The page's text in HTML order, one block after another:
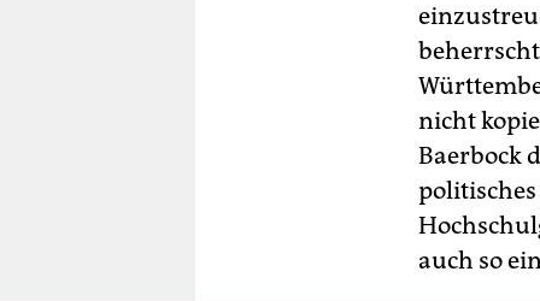
nicht
Baerbock
auch so